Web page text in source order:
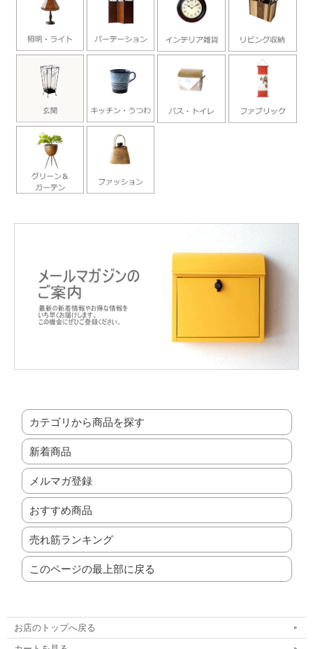
カテゴリから商品を探す
新着商品
メルマガ登録
おすすめ商品
売れ筋ランキング
このページの最上部に戻る
お店のトップへ戻る